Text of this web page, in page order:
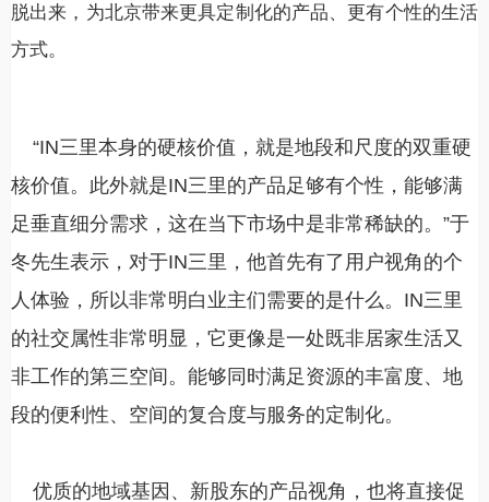
脱出来，为北京带来更具定制化的产品、更有个性的生活
方式。
“IN三里本身的硬核价值，就是地段和尺度的双重硬
核价值。此外就是IN三里的产品足够有个性，能够满
足垂直细分需求，这在当下市场中是非常稀缺的。”于
冬先生表示，对于IN三里，他首先有了用户视角的个
人体验，所以非常明白业主们需要的是什么。IN三里
的社交属性非常明显，它更像是一处既非居家生活又
非工作的第三空间。能够同时满足资源的丰富度、地
段的便利性、空间的复合度与服务的定制化。
优质的地域基因、新股东的产品视角，也将直接促